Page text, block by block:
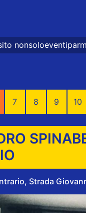
sono presenti
7 8 9 10
Strada